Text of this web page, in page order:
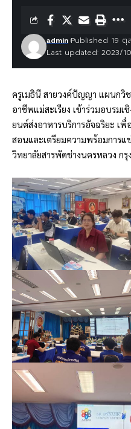
Last updated: 2023/
admin Published 19 ตุ
ครูเมธินี สายวงค์ปัญญา แผนกวิช
อาชีพแม่สะเรียง เข้าร่วมอบรม
ยนต์ส่งอาหารบริการอัจฉริยะ เ
สอนและเตรียมความพร้อมการ
วิทยาลัยสารพัดช่างนครหลวง ก